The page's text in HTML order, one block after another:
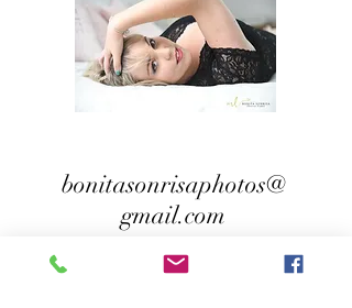
bonitasonrisaphotos@
gmail.com
36 ter rue Montcalm